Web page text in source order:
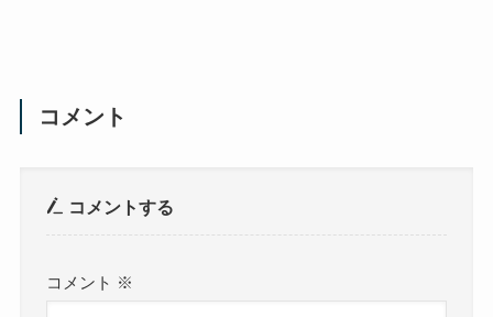
コメント
コメントする
コメント ※